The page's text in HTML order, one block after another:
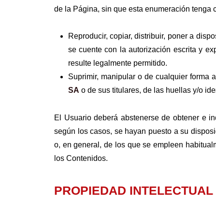
de la Página, sin que esta enumeración tenga
Reproducir, copiar, distribuir, poner a
se cuente con la autorización escrita y
resulte legalmente permitido.
Suprimir, manipular o de cualquier forma
SA o de sus titulares, de las huellas y/o
El Usuario deberá abstenerse de obtener e
según los casos, se hayan puesto a su
o, en general, de los que se empleen
los Contenidos.
PROPIEDAD INTELECTUAL